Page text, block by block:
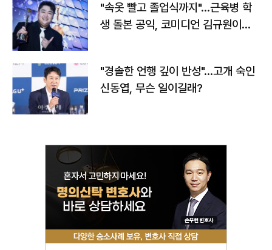
"속옷 빨고 졸업식까지"…근육병 학
생 돌본 공익, 코미디언 김규원이었
"경솔한 언행 깊이 반성"…고개 숙인
신동엽, 무슨 일이길래?